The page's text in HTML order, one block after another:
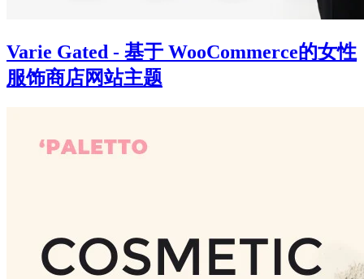
Varie Gated - 基于 WooCommerce的女性
服饰商店网站主题